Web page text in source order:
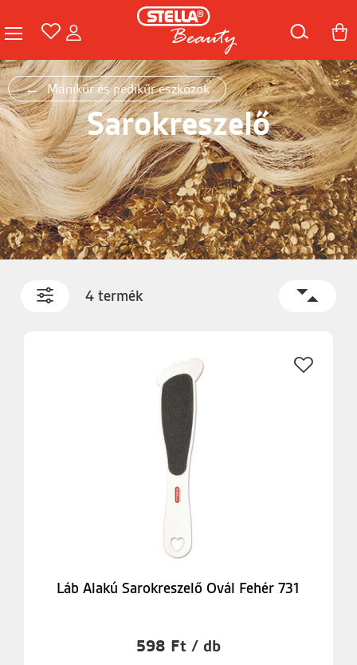
Manikűr és pedikűr eszközök
Sarokreszelő
4 termék
Láb Alakú Sarokreszelő Ovál Fehér 731
598 Ft / db